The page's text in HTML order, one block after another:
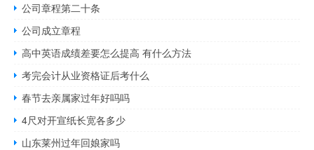
公司章程第二十条
公司成立章程
高中英语成绩差要怎么提高 有什么方法
考完会计从业资格证后考什么
春节去亲属家过年好吗吗
4尺对开宣纸长宽各多少
山东莱州过年回娘家吗